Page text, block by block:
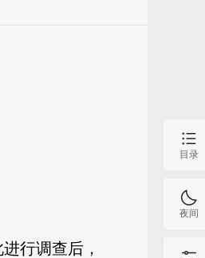
行调查后，
目录
夜间